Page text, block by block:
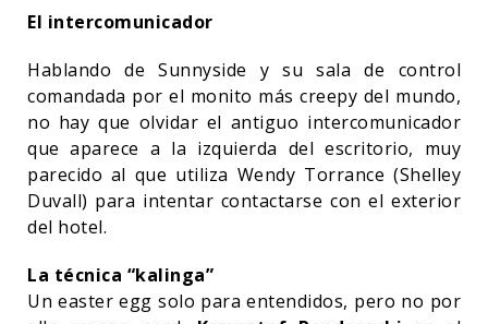
El intercomunicador
Hablando de Sunnyside y su sala de control
comandada por el monito más creepy del mundo,
no hay que olvidar el antiguo intercomunicador
que aparece a la izquierda del escritorio, muy
parecido al que utiliza Wendy Torrance (Shelley
Duvall) para intentar contactarse con el exterior
del hotel.
La técnica “kalinga”
Un easter egg solo para entendidos, pero no por